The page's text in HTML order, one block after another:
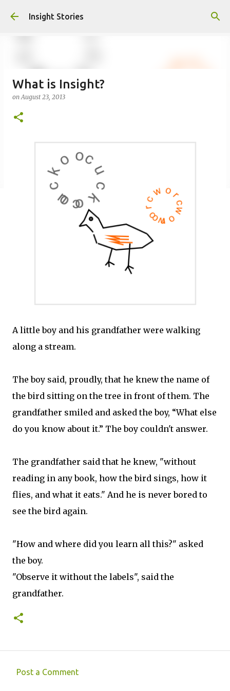
Skip to main content
Insight Stories
What is Insight?
onAugust 23, 2013
A little boy and his grandfather were walking
along a stream.
The boy said, proudly, that he knew the name of
the bird sitting on the tree in front of them. The
grandfather smiled and asked the boy, “What else
do you know about it.” The boy couldn't answer.
The grandfather said that he knew, "without
reading in any book, how the bird sings, how it
flies, and what it eats." And he is never bored to
see the bird again.
"How and where did you learn all this?" asked
the boy.
"Observe it without the labels", said the
grandfather.
Post a Comment